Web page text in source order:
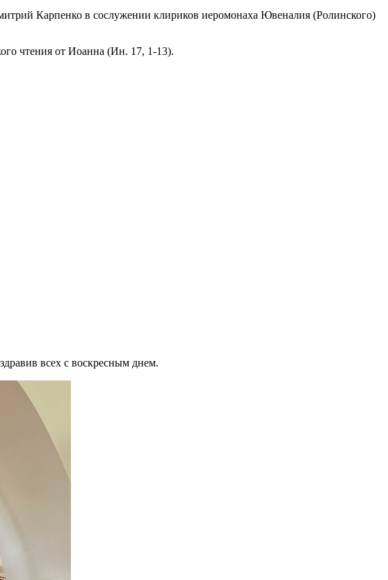
Карпенко в сослужении клириков иеромонаха Ювеналия (Ролинского)
чтения от Иоанна (Ин. 17, 1-13).
всех с воскресным днем.